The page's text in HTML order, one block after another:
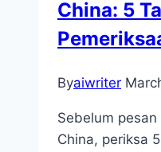
China: 5
Byaiwriter
Sebelum
China, periksa